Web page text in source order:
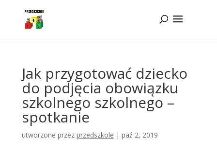
Jak przygotować dziecko
do podjęcia obowiązku
szkolnego szkolnego –
spotkanie
utworzone przez przedszkole | paź 2, 2019